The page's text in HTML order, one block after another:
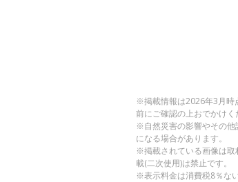
※掲載情報は2026年3月時
前にご確認の上おでかけく
※自然災害の影響やその他
になる場合があります。
※掲載されている画像は取
載(二次使用)は禁止です。
※表示料金は消費税8％な